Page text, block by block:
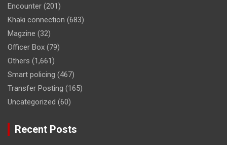
Encounter (201)
Khaki connection (683)
Magzine (32)
Officer Box (79)
Others (1,661)
Smart policing (467)
Transfer Posting (165)
Uncategorized (60)
Recent Posts